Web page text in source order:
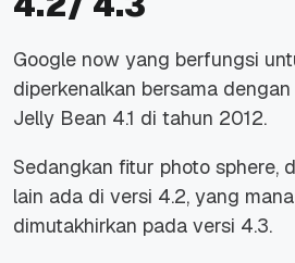
Google now yang berfungsi
diperkenalkan bersama
Jelly Bean 4.1 di tahun 2012.
Sedangkan fitur photo sphere,
lain ada di versi 4.2, yang
dimutakhirkan pada versi 4.3.